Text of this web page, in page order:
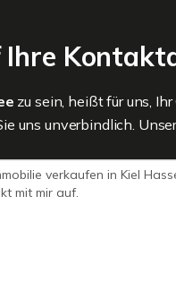
zu sein, heißt für uns,
uns unverbindlich.